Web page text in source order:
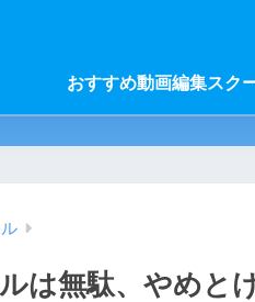
おすすめ動画編集スク
は無駄、やめと